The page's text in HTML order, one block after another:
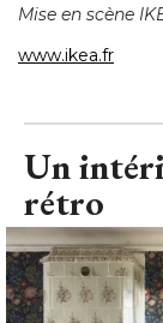
Mise en scène
www.ikea.fr
Un
rétro